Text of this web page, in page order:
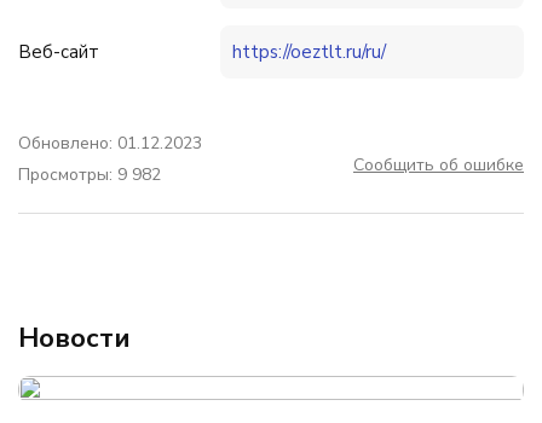
Веб-сайт https://oeztlt.ru/ru/
Обновлено: 01.12.2023
Просмотры: 9 982
Сообщить об ошибке
Новости